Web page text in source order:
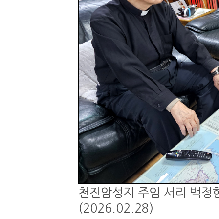
천진암성지 주임 서리 백정
(2026.02.28)